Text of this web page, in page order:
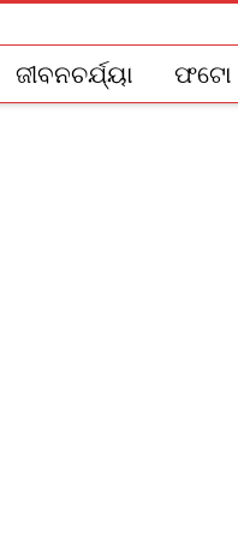
ଜୀବନଚର୍ଯ୍ୟା ଫଟୋ